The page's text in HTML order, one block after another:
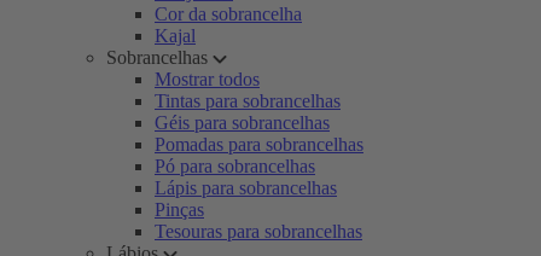
Cor da sobrancelha
Kajal
Sobrancelhas
Mostrar todos
Tintas para sobrancelhas
Géis para sobrancelhas
Pomadas para sobrancelhas
Pó para sobrancelhas
Lápis para sobrancelhas
Pinças
Tesouras para sobrancelhas